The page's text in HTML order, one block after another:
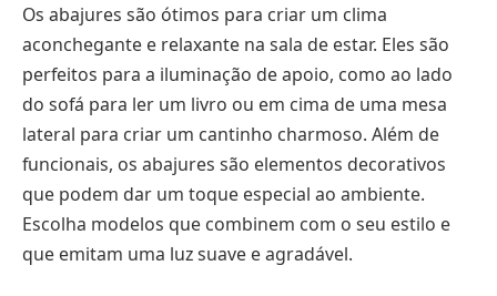
Os abajures são ótimos para criar um clima
aconchegante e relaxante na sala de estar. Eles são
perfeitos para a iluminação de apoio, como ao lado
do sofá para ler um livro ou em cima de uma mesa
lateral para criar um cantinho charmoso. Além de
funcionais, os abajures são elementos decorativos
que podem dar um toque especial ao ambiente.
Escolha modelos que combinem com o seu estilo e
que emitam uma luz suave e agradável.